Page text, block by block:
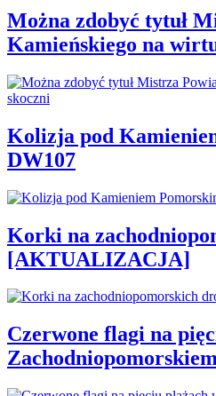
Można zdobyć tytuł
Kamieńskiego na
Kolizja pod
DW107
Korki na
[AKTUALIZACJA]
Czerwone flagi na